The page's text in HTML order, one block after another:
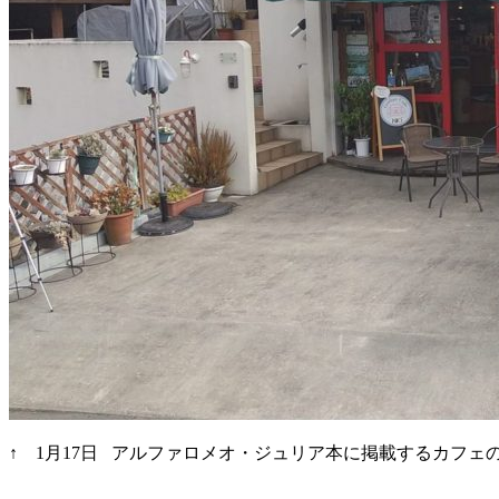
↑ 1月17日 アルファロメオ・ジュリア本に掲載するカフェ